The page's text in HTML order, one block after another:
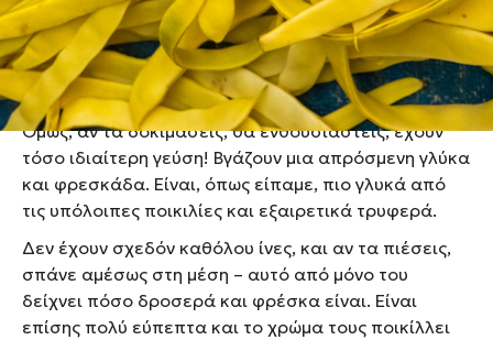
αλλά σπάνια τα αγοράζει. Ίσως φταίει το
ανοιχτόχρωμο χρώμα τους ή η σχεδόν διάφανη
φλούδα τους, που δεν τα κάνει να ξεχωρίζουν με την
πρώτη ματιά.
Όμως, αν τα δοκιμάσεις, θα ενθουσιαστείς, έχουν
τόσο ιδιαίτερη γεύση! Βγάζουν μια απρόσμενη γλύκα
και φρεσκάδα. Είναι, όπως είπαμε, πιο γλυκά από
τις υπόλοιπες ποικιλίες και εξαιρετικά τρυφερά.
Δεν έχουν σχεδόν καθόλου ίνες, και αν τα πιέσεις,
σπάνε αμέσως στη μέση – αυτό από μόνο του
δείχνει πόσο δροσερά και φρέσκα είναι. Είναι
επίσης πολύ εύπεπτα και το χρώμα τους ποικίλλει